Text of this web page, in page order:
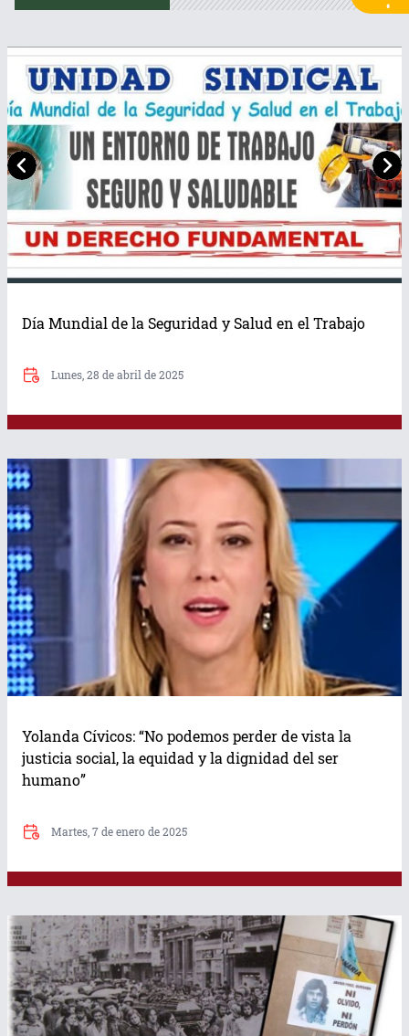
Día Mundial de la Seguridad y Salud en el Trabajo
Lunes, 28 de abril de 2025
Yolanda Cívicos: “No podemos perder de vista la
justicia social, la equidad y la dignidad del ser
humano”
Martes, 7 de enero de 2025